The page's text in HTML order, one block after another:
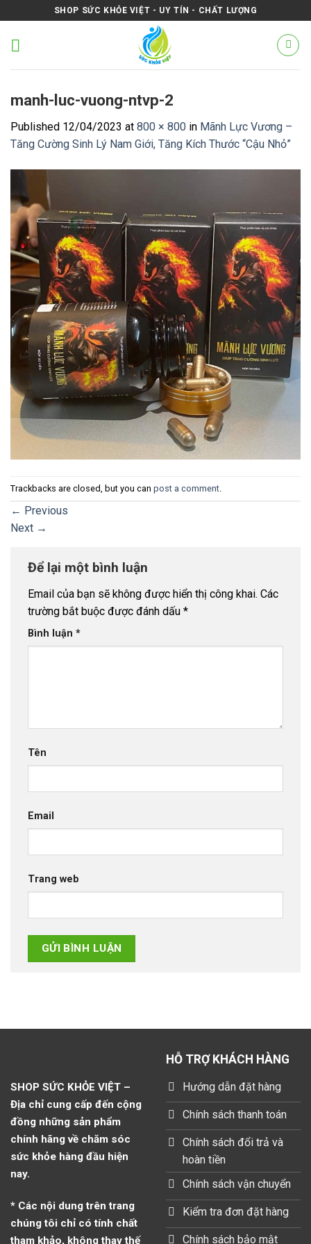
to
content
SHOP SỨC KHỎE VIỆT - UY TÍN - CHẤT LƯỢNG
manh-luc-vuong-ntvp-2
Published 12/04/2023 at 800 × 800 in Mãnh Lực Vương –
Tăng Cường Sinh Lý Nam Giới, Tăng Kích Thước “Cậu Nhỏ”
Trackbacks are closed, but you can post a comment
← Previous
Next →
Để lại một bình luận
Email của bạn sẽ không được hiển thị công khai. Các
trường bắt buộc được đánh dấu *
Bình luận *
Tên
Email
Trang web
SHOP SỨC KHỎE VIỆT –
Địa chỉ cung cấp đến cộng
đồng những sản phẩm
chính hãng về chăm sóc
sức khỏe hàng đầu hiện
nay.
* Các nội dung trên trang
chúng tôi chỉ có tính chất
tham khảo, không thay thế
HỖ TRỢ KHÁCH HÀNG
Hướng dẫn đặt hàng
Chính sách thanh toán
Chính sách đổi trả và
hoàn tiền
Chính sách vận chuyển
Kiểm tra đơn đặt hàng
Chính sách bảo mật